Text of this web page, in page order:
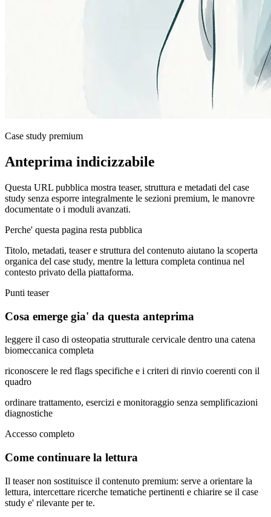
Case study premium
Anteprima indicizzabile
Questa URL pubblica mostra teaser, struttura e metadati del case
study senza esporre integralmente le sezioni premium, le manovre
documentate o i moduli avanzati.
Perche' questa pagina resta pubblica
Titolo, metadati, teaser e struttura del contenuto aiutano la scoperta
organica del case study, mentre la lettura completa continua nel
contesto privato della piattaforma.
Punti teaser
Cosa emerge gia' da questa anteprima
leggere il caso di osteopatia strutturale cervicale dentro una catena
biomeccanica completa
riconoscere le red flags specifiche e i criteri di rinvio coerenti con il
quadro
ordinare trattamento, esercizi e monitoraggio senza semplificazioni
diagnostiche
Accesso completo
Come continuare la lettura
Il teaser non sostituisce il contenuto premium: serve a orientare la
lettura, intercettare ricerche tematiche pertinenti e chiarire se il case
study e' rilevante per te.